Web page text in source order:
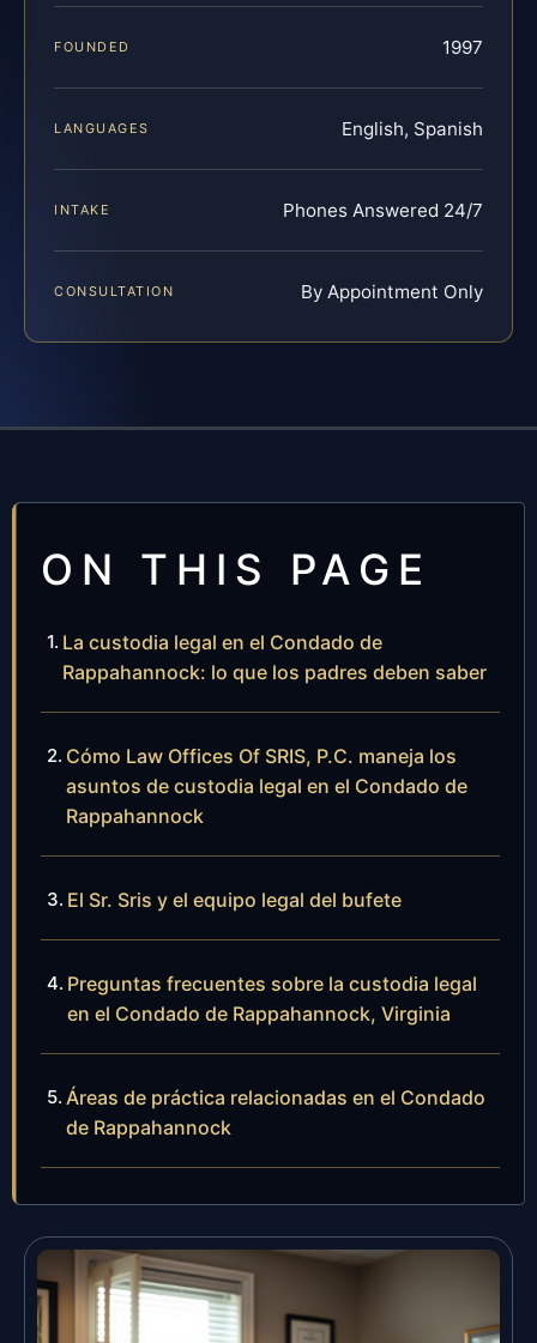
FOUNDED 1997
LANGUAGES English, Spanish
INTAKE Phones Answered 24/7
CONSULTATION By Appointment Only
ON THIS PAGE
La custodia legal en el Condado de
Rappahannock: lo que los padres deben saber
Cómo Law Offices Of SRIS, P.C. maneja los
asuntos de custodia legal en el Condado de
Rappahannock
El Sr. Sris y el equipo legal del bufete
Preguntas frecuentes sobre la custodia legal
en el Condado de Rappahannock, Virginia
Áreas de práctica relacionadas en el Condado
de Rappahannock